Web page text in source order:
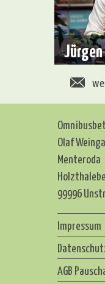
Olaf
Menteroda
99996
Impressum
AGB